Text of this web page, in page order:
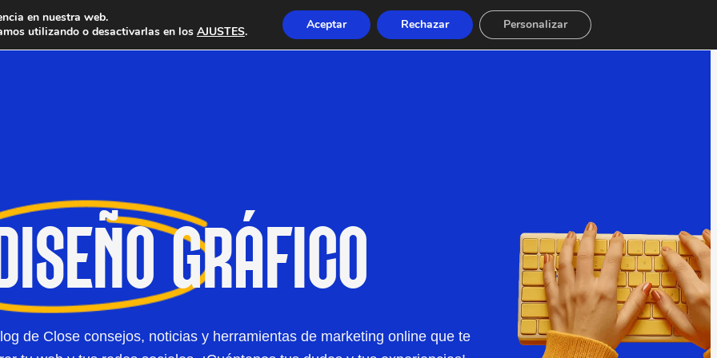
DISEÑO GRÁFICO
de Close consejos, noticias y herramientas de marketing online que te
en nuestra web.
utilizando o desactivarlas en los AJUSTES. Aceptar Rechazar Personalizar